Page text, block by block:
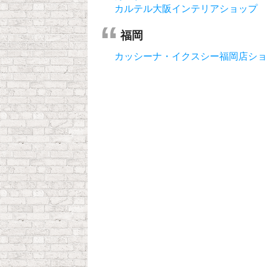
カルテル大阪インテリアショップ
福岡
カッシーナ・イクスシー福岡店シ